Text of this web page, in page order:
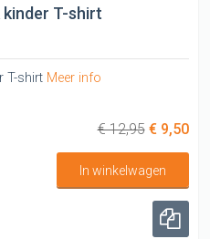
kinder T-shirt
T-shirt Meer info
€ 12,95 € 9,50
In winkelwagen